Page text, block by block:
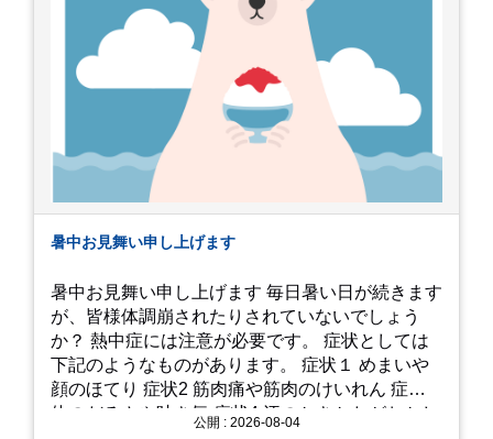
暑中お見舞い申し上げます
暑中お見舞い申し上げます 毎日暑い日が続きます
が、皆様体調崩されたりされていないでしょう
か？ 熱中症には注意が必要です。 症状としては
下記のようなものがあります。 症状１ めまいや
顔のほてり 症状2 筋肉痛や筋肉のけいれん 症状3
体のだるさや吐き気 症状4 汗のかきかたがおかし
公開 : 2026-08-04